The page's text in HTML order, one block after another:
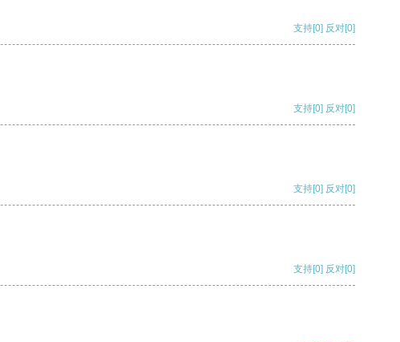
支持[0] 反对[0]
支持[0] 反对[0]
支持[0] 反对[0]
支持[0] 反对[0]